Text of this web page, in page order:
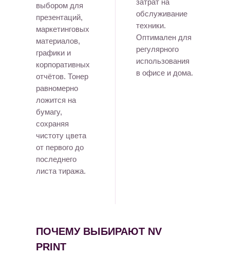
выбором для
презентаций,
маркетинговых
материалов,
графики и
корпоративных
отчётов. Тонер
равномерно
ложится на
бумагу,
сохраняя
чистоту цвета
от первого до
последнего
листа тиража.
затрат на
обслуживание
техники.
Оптимален для
регулярного
использования
в офисе и дома.
ПОЧЕМУ ВЫБИРАЮТ NV
PRINT